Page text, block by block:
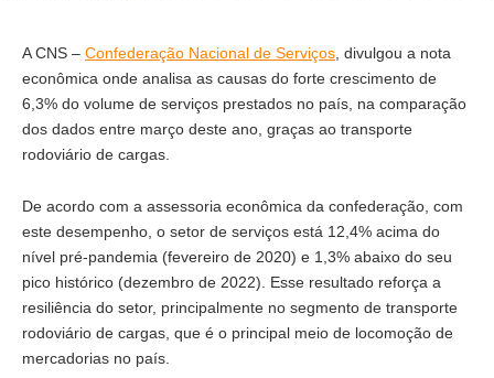
A CNS – Confederação Nacional de Serviços , divulgou a nota
econômica onde analisa as causas do forte crescimento de
6,3% do volume de serviços prestados no país, na comparação
dos dados entre março deste ano, graças ao transporte
rodoviário de cargas.
De acordo com a assessoria econômica da confederação, com
este desempenho, o setor de serviços está 12,4% acima do
nível pré-pandemia (fevereiro de 2020) e 1,3% abaixo do seu
pico histórico (dezembro de 2022). Esse resultado reforça a
resiliência do setor, principalmente no segmento de transporte
rodoviário de cargas, que é o principal meio de locomoção de
mercadorias no país.